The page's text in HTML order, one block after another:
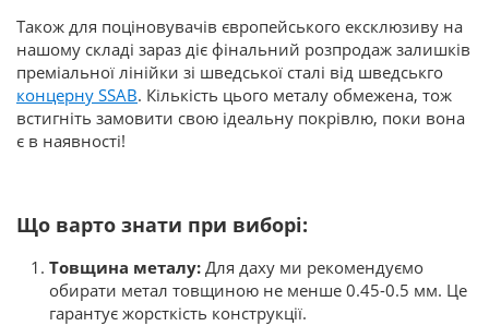
Також для поціновувачів європейського ексклюзиву на
нашому складі зараз діє фінальний розпродаж залишків
преміальної лінійки зі шведської сталі від шведськго
концерну SSAB. Кількість цього металу обмежена, тож
встигніть замовити свою ідеальну покрівлю, поки вона
є в наявності!
Що варто знати при виборі:
Товщина металу: Для даху ми рекомендуємо
обирати метал товщиною не менше 0.45-0.5 мм. Це
гарантує жорсткість конструкції.